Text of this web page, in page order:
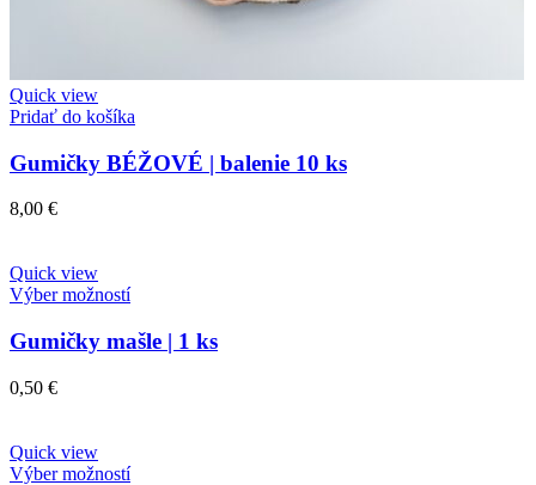
Quick view
Pridať do košíka
Gumičky BÉŽOVÉ | balenie 10 ks
8,00 €
Quick view
Výber možností
Gumičky mašle | 1 ks
0,50 €
Quick view
Výber možností